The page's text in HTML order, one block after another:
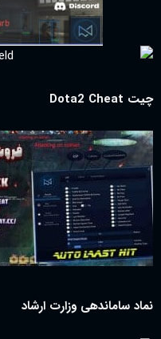
چیت Dota2 Cheat
نماد ساماندهی وزارت ارشاد